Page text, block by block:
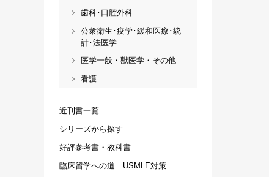
歯科･口腔外科
公衆衛生･疫学･緩和医療･統
計･法医学
医学一般・獣医学・その他
看護
近刊書一覧
シリーズから探す
好評参考書・教科書
臨床留学への道 USMLE対策